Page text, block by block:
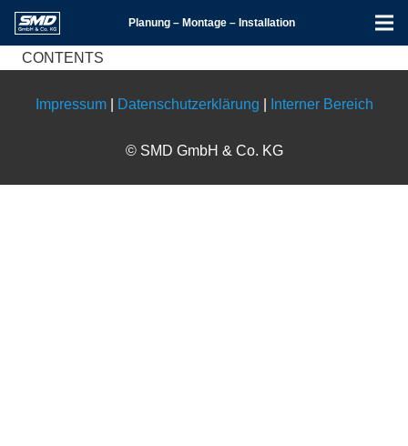
Planung – Montage – Installation
CONTENTS
Impressum| Datenschutzerklärung Interner Bereich
© SMD GmbH & Co. KG